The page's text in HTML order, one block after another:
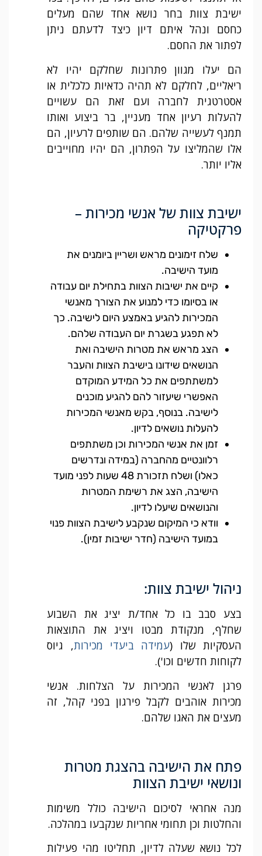
ישיבת צוות בחר נושא אחד שהם מעלים
כחסם ונהל איתם דיון כיצד לדעתם ניתן
לפתור את החסם.
הם יעלו מגוון פתרונות שחלקם יהיו לא
ריאליים, לחלקם לא תהיה כדאיות כלכלית או
אסטרטגית לחברה ועם זאת הם עשויים
להעלות רעיון אחד מעניין, בר ביצוע ואותו
תמנף לעשייה שלהם. הם שותפים לרעיון, הם
אלו שהמליצו על הפתרון, הם יהיו מחוייבים
אליו יותר.
ישיבת צוות של אנשי מכירות –
פרקטיקה
שלח זימונים מראש ושריין ביומנים את
מועד הישיבה.
קיים את ישיבות הצוות בתחילת יום עבודה
או בסיומו כדי למנוע את הצורך מאנשי
המכירות להגיע באמצע היום לישיבה. כך
לא תפגע בשגרת יום העבודה שלהם.
הצג מראש את מטרות הישיבה ואת
הנושאים שידונו בישיבת הצוות והעבר
למשתתפים את כל המידע המוקדם
האפשרי שיעזור להם להגיע מוכנים
לישיבה. בנוסף, בקש מאנשי המכירות
להעלות נושאים לדיון.
זמן את אנשי המכירות וכן משתתפים
רלוונטיים מהחברה (במידה ונדרשים
כאלו) ושלח תזכורת 48 שעות לפני מועד
הישיבה, הצג את רשימת המטרות
והנושאים שיעלו לדיון.
וודא כי המיקום שנקבע לישיבת הצוות פנוי
במועד הישיבה (חדר ישיבות זמין).
ניהול ישיבת צוות:
בצע סבב בו כל אחד/ת יציג את השבוע
שחלף, מנקודת מבטו ויציג את התוצאות
העסקיות שלו (עמידה ביעדי מכירות, גיוס
לקוחות חדשים וכו').
פרגן לאנשי המכירות על הצלחות. אנשי
מכירות אוהבים לקבל פירגון בפני קהל, זה
מעצים את האגו שלהם.
פתח את הישיבה בהצגת מטרות
ונושאי ישיבת הצוות
מנה אחראי לסיכום הישיבה כולל משימות
והחלטות וכן תחומי אחריות שנקבעו במהלכה.
לכל נושא שעלה לדיון, תחליטו מהי פעילות